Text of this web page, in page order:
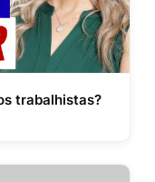
trabalhistas?